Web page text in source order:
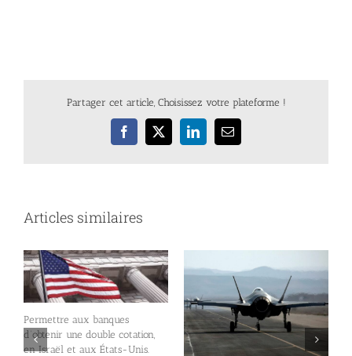
Partager cet article, Choisissez votre plateforme !
Facebook
X LinkedInEmail
Articles similaires
Permettre aux banques
d’obtenir une double cotation,
en Israël et aux États-Unis.